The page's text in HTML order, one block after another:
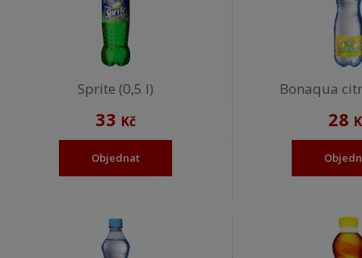
Sprite (0,5 l)
33 Kč
Objednat
Bonaqua
28